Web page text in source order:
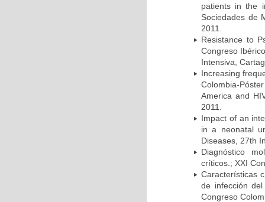
patients in the
Sociedades de
2011.
Resistance to
Congreso
Intensiva,
Increasing
Colombia-
America and
2011.
Impact of an
in a neonatal
Diseases, 27th
Diagnóstico
críticos.; XXI
Características
de infección
Congreso